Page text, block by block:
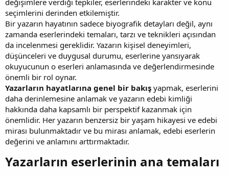
seçimlerini derinden etkilemiştir.
Bir yazarın hayatının sadece biyografik detayları değil, aynı
zamanda eserlerindeki temaları, tarzı ve teknikleri açısından
da incelenmesi gereklidir. Yazarın kişisel deneyimleri,
düşünceleri ve duygusal durumu, eserlerine yansıyarak
okuyucunun o eserleri anlamasında ve değerlendirmesinde
önemli bir rol oynar.
Yazarların hayatlarına genel bir bakış yapmak, eserlerini
daha derinlemesine anlamak ve yazarın edebi kimliği
hakkında daha kapsamlı bir perspektif kazanmak için
önemlidir. Her yazarın benzersiz bir yaşam hikayesi ve edebi
mirası bulunmaktadır ve bu mirası anlamak, edebi eserlerin
değerini ve anlamını arttırmaktadır.
Yazarların eserlerinin ana temaları​